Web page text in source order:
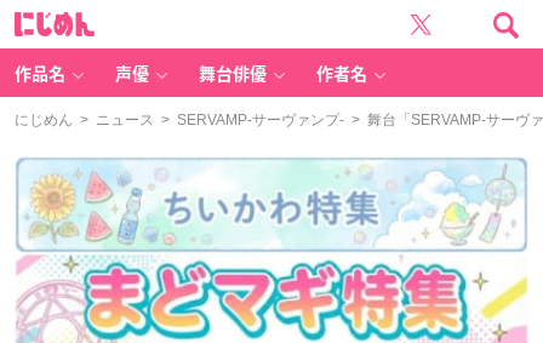
作品名 声優 舞台俳優 作者名
にじめん > ニュース > SERVAMP‐サーヴァンプ‐ > 舞台「SERVAMP-サーヴ